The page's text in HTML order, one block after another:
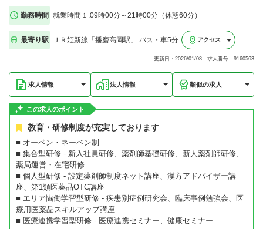
勤務時間 就業時間１:09時00分～21時00分（休憩60分）
最寄り駅 ＪＲ姫新線「播磨高岡駅」 バス・車5分 アクセス
更新日：2026/01/08 求人番号：9160563
求人情報 法人情報 類似の求人
この求人のポイント
教育・研修制度が充実しております
■ オーベン・ネーベン制
■ 集合型研修 - 新入社員研修、薬剤師基礎研修、新人薬剤師研修、
薬局運営・在宅研修
■ 個人型研修 - 設定薬剤師制度ネット講座、漢方アドバイザー講
座、第1類医薬品OTC講座
■ エリア恊働学習型研修 - 疾患別症例研究会、臨床事例勉強会、医
療用医薬品スキルアップ講座
■ 医療連携学習型研修 - 医療連携セミナー、健康セミナー